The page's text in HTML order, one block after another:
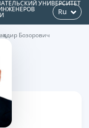
УНИВЕРСИТЕТ
Ru
Бозорович